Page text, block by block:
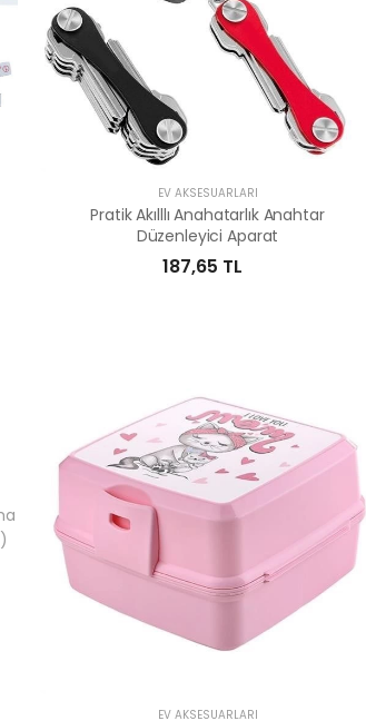
EV AKSESUARLARI
Pratik Akılllı Anahatarlık Anahtar
Düzenleyici Aparat
187,65 TL
EV AKSESUARLARI